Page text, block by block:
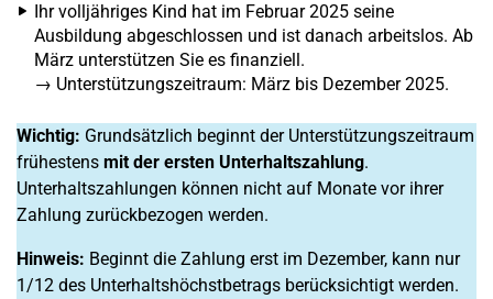
Ihr volljähriges Kind hat im Februar 2025 seine
Ausbildung abgeschlossen und ist danach arbeitslos. Ab
März unterstützen Sie es finanziell.
→ Unterstützungszeitraum: März bis Dezember 2025.
Wichtig: Grundsätzlich beginnt der Unterstützungszeitraum
frühestens mit der ersten Unterhaltszahlung.
Unterhaltszahlungen können nicht auf Monate vor ihrer
Zahlung zurückbezogen werden.
Hinweis: Beginnt die Zahlung erst im Dezember, kann nur
1/12 des Unterhaltshöchstbetrags berücksichtigt werden.